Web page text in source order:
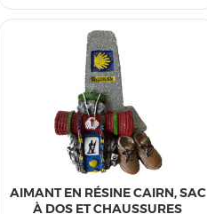
AIMANT EN RÉSINE CAIRN, SAC
À DOS ET CHAUSSURES